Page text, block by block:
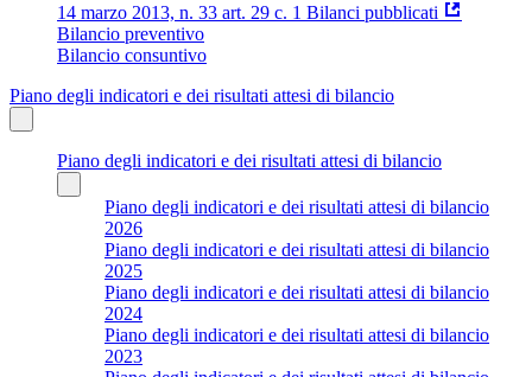
14 marzo 2013, n. 33 art. 29 c. 1 Bilanci pubblicati
Bilancio preventivo
Bilancio consuntivo
Piano degli indicatori e dei risultati attesi di bilancio
Piano degli indicatori e dei risultati attesi di bilancio
Piano degli indicatori e dei risultati attesi di bilancio
2026
Piano degli indicatori e dei risultati attesi di bilancio
2025
Piano degli indicatori e dei risultati attesi di bilancio
2024
Piano degli indicatori e dei risultati attesi di bilancio
2023